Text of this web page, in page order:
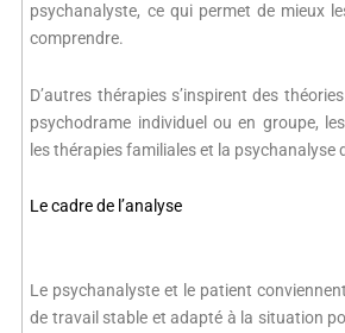
psychanalyste, ce qui permet de mieux
comprendre.
D’autres thérapies s’inspirent des
psychodrame individuel ou en groupe,
les thérapies familiales et la psychanalyse
Le cadre de l’analyse
Le psychanalyste et le patient
de travail stable et adapté à la situation